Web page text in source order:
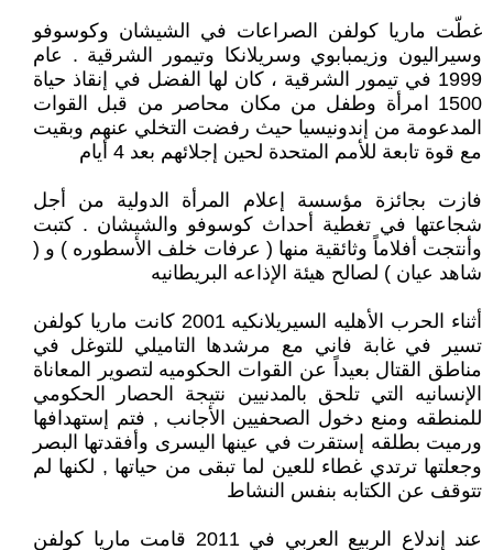
غطّت ماريا كولفن الصراعات في الشيشان وكوسوفو
وسيراليون وزيمبابوي وسريلانكا وتيمور الشرقية . عام
1999 في تيمور الشرقية ، كان لها الفضل في إنقاذ حياة
1500 امرأة وطفل من مكان محاصر من قبل القوات
المدعومة من إندونيسيا حيث رفضت التخلي عنهم وبقيت
مع قوة تابعة للأمم المتحدة لحين إجلائهم بعد 4 أيام
فازت بجائزة مؤسسة إعلام المرأة الدولية من أجل
شجاعتها في تغطية أحداث كوسوفو والشيشان . كتبت
وأنتجت أفلاماً وثائقية منها ( عرفات خلف الأسطوره ) و (
شاهد عيان ) لصالح هيئة الإذاعه البريطانيه
أثناء الحرب الأهليه السيريلانكيه 2001 كانت ماريا كولفن
تسير في غابة فاني مع مرشدها التاميلي للتوغل في
مناطق القتال بعيداً عن القوات الحكوميه لتصوير المعاناة
الإنسانيه التي تلحق بالمدنيين نتيجة الحصار الحكومي
للمنطقه ومنع دخول الصحفيين الأجانب , فتم إستهدافها
ورميت بطلقه إستقرت في عينها اليسرى وأفقدتها البصر
وجعلتها ترتدي غطاء للعين لما تبقى من حياتها , لكنها لم
تتوقف عن الكتابه بنفس النشاط
عند إندلاع الربيع العربي في 2011 قامت ماريا كولفن